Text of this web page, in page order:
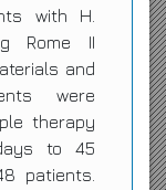
with H.
Rome II
and
were
therapy
to 45
patients.